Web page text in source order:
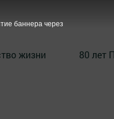
жизни 80 лет
баннера через